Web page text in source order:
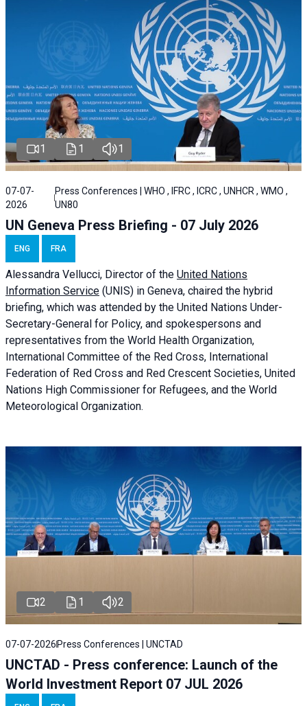
1 1 1
07-07-
2026
Press Conferences | WHO , IFRC , ICRC , UNHCR , WMO ,
UN80
UN Geneva Press Briefing - 07 July 2026
ENG FRA
Alessandra Vellucci, Director of the United Nations
Information Service (UNIS) in Geneva, chaired the hybrid
briefing, which was attended by the United Nations Under-
Secretary-General for Policy, and spokespersons and
representatives from the World Health Organization,
International Committee of the Red Cross, International
Federation of Red Cross and Red Crescent Societies, United
Nations High Commissioner for Refugees, and the World
Meteorological Organization.
2 1 2
07-07-2026 Press Conferences | UNCTAD
UNCTAD - Press conference: Launch of the
World Investment Report 07 JUL 2026